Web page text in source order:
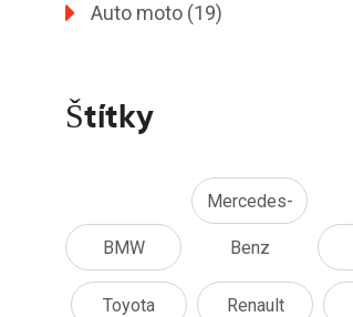
Auto moto (19)
Štítky
BMW
Mercedes-
Benz
Toyota Renault